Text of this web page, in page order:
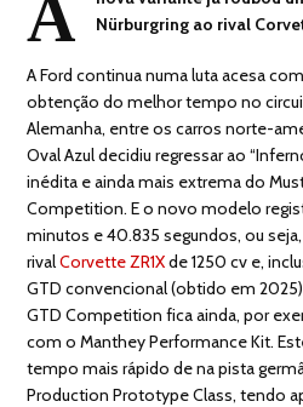
A
Nürburgring ao rival
A Ford continua numa luta acesa
obtenção do melhor tempo no
Alemanha, entre os carros norte-
Oval Azul decidiu regressar ao
inédita e ainda mais extrema do
Competition. E o novo modelo
minutos e 40.835 segundos, ou
rivalCorvette ZR1Xde 1250 cv e,
GTD convencional (obtido em
GTD Competition fica ainda, por
com o Manthey Performance Kit.
tempo mais rápido de na pista
Production Prototype Class, tendo